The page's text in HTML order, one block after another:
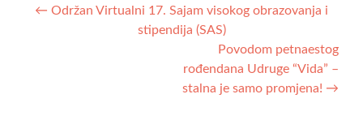
Post
navigation
← Održan Virtualni 17. Sajam visokog obrazovanja i
stipendija (SAS)
Povodom petnaestog
rođendana Udruge “Vida” –
stalna je samo promjena! →